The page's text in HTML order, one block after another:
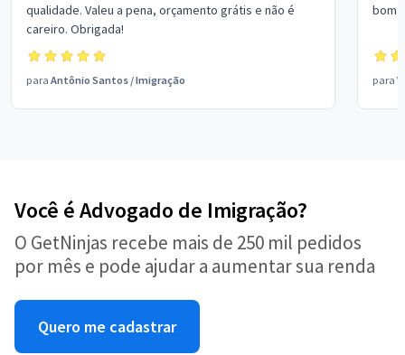
qualidade. Valeu a pena, orçamento grátis e não é
careiro. Obrigada!
para Antônio Santos /Imigração
bom
para
Você é Advogado de Imigração?
O GetNinjas recebe mais de 250 mil pedidos
por mês e pode ajudar a aumentar sua renda
Quero me cadastrar